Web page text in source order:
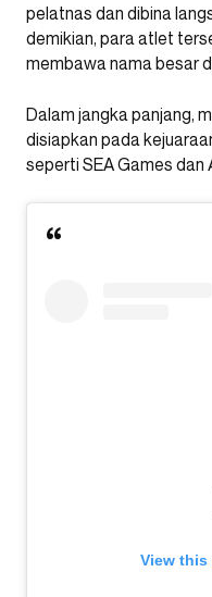
pelatnas dan dibina
demikian, para atlet
membawa nama besar
Dalam jangka panjang,
disiapkan pada
seperti SEA Games dan
View this